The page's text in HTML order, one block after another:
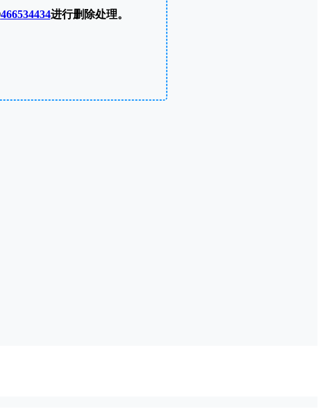
466534434进行删除处理。